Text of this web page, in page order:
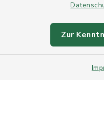
Zur